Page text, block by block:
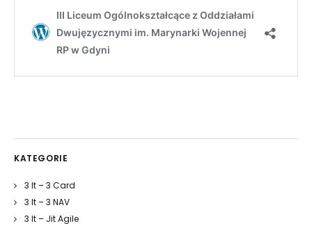
KATEGORIE
3 It – 3 Card
3 It – 3 NAV
3 It – Jit Agile